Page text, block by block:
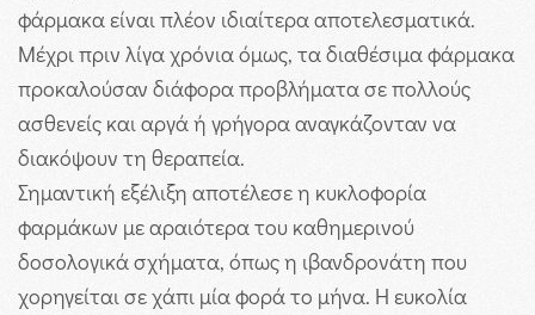
φάρμακα είναι πλέον ιδιαίτερα αποτελεσματικά.
Μέχρι πριν λίγα χρόνια όμως, τα διαθέσιμα φάρμακα
προκαλούσαν διάφορα προβλήματα σε πολλούς
ασθενείς και αργά ή γρήγορα αναγκάζονταν να
διακόψουν τη θεραπεία.
Σημαντική εξέλιξη αποτέλεσε η κυκλοφορία
φαρμάκων με αραιότερα του καθημερινού
δοσολογικά σχήματα, όπως η ιβανδρονάτη που
χορηγείται σε χάπι μία φορά το μήνα. Η ευκολία